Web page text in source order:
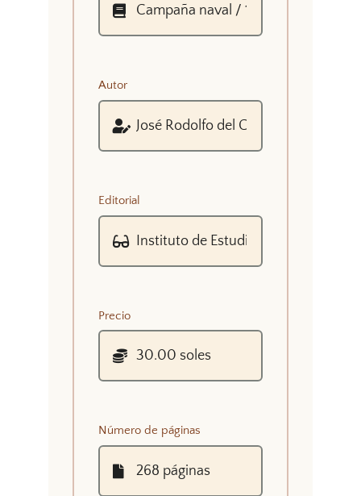
Autor
Editorial
Precio
Número de páginas